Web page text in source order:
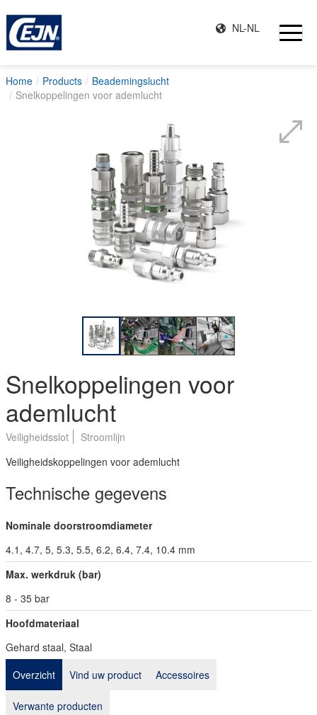
NL-NL
Home Products
Beademingslucht
Snelkoppelingen voor ademlucht
Snelkoppelingen voor
ademlucht
Veiligheidsslot
Stroomlijn
Veiligheidskoppelingen voor ademlucht
Technische gegevens
Nominale doorstroomdiameter
4.1, 4.7, 5, 5.3, 5.5, 6.2, 6.4, 7.4, 10.4 mm
Max. werkdruk (bar)
8 - 35 bar
Hoofdmateriaal
Gehard staal, Staal
Overzicht
Vind uw product Accessoires
Verwante producten